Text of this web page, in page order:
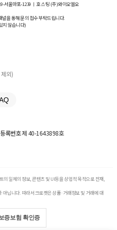
서울마포-1239 ㅣ 호스팅 (주)와이오엘오
을 통해 문의 접수 부탁드립니다.
지 않습니다)
외)
록번호제 40-1643898호
일체의 정보, 콘텐츠 및 UI등을 상업적 목적으로 전재,
닙니다. 따라서 크로켓은 상품·거래정보 및 거래에 대
증보험 확인증